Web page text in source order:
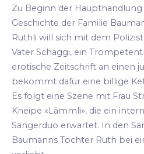
Zu Beginn der
Geschichte der Familie
Ruthli will sich mit dem
Vater Schaggi, ein
erotische Zeitschrift an einen
bekommt dafür eine billige
Es folgt eine Szene mit Frau
Kneipe «Lämmli», die ein
Sängerduo erwartet. In den
Baumanns Tochter Ruth bei